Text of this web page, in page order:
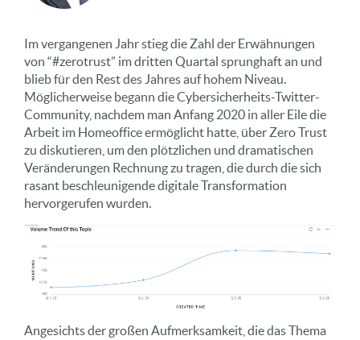
Im vergangenen Jahr stieg die Zahl der Erwähnungen
von “#zerotrust” im dritten Quartal sprunghaft an und
blieb für den Rest des Jahres auf hohem Niveau.
Möglicherweise begann die Cybersicherheits-Twitter-
Community, nachdem man Anfang 2020 in aller Eile die
Arbeit im Homeoffice ermöglicht hatte, über Zero Trust
zu diskutieren, um den plötzlichen und dramatischen
Veränderungen Rechnung zu tragen, die durch die sich
rasant beschleunigende digitale Transformation
hervorgerufen wurden.
Angesichts der großen Aufmerksamkeit, die das Thema